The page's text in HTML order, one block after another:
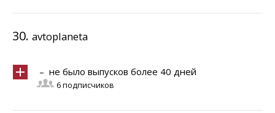
30. avtoplaneta
– не было выпусков более 40 дней
6 подписчиков